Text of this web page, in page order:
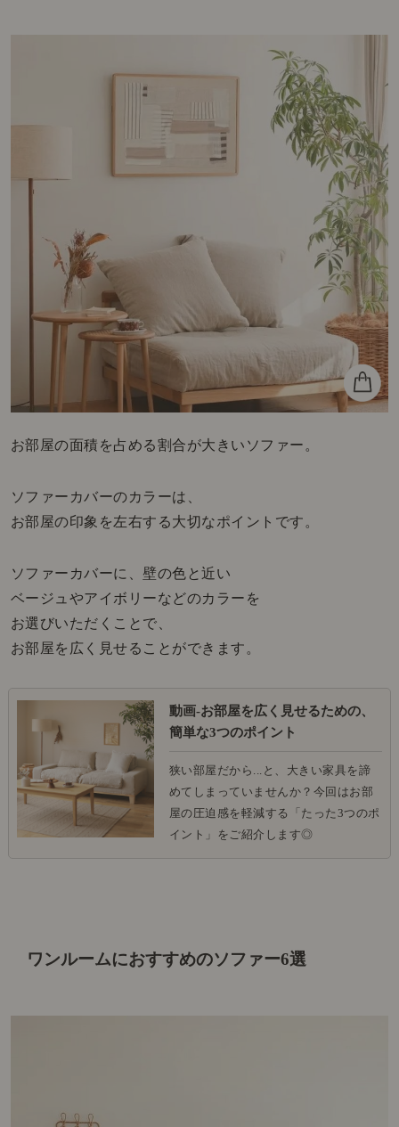
お部屋の面積を占める割合が大きいソファー。
ソファーカバーのカラーは、
お部屋の印象を左右する大切なポイントです。
ソファーカバーに、壁の色と近い
ベージュやアイボリーなどのカラーを
お選びいただくことで、
お部屋を広く見せることができます。
動画-お部屋を広く見せるための、
簡単な3つのポイント
狭い部屋だから...と、大きい家具を諦
めてしまっていませんか？今回はお部
屋の圧迫感を軽減する「たった3つのポ
イント」をご紹介します◎
ワンルームにおすすめのソファー6選